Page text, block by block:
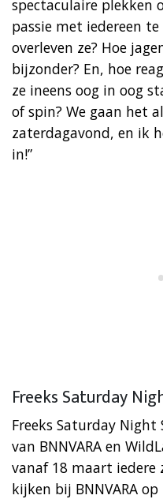
spectaculaire plekken
passie met iedereen
overleven ze? Hoe
bijzonder? En, hoe
ze ineens oog in oog
of spin? We gaan het
zaterdagavond, en ik
in!”
Freeks Saturday
Freeks Saturday
van BNNVARA en
vanaf 18 maart iedere
kijken bij BNNVARA